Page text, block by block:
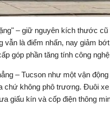
– giữ nguyên kích thước
là điểm nhấn, nay giảm
góp phần tăng tính công
– Tucson như một vận
chứ không phô trương. Đuôi
giấu kín và cốp điện thông